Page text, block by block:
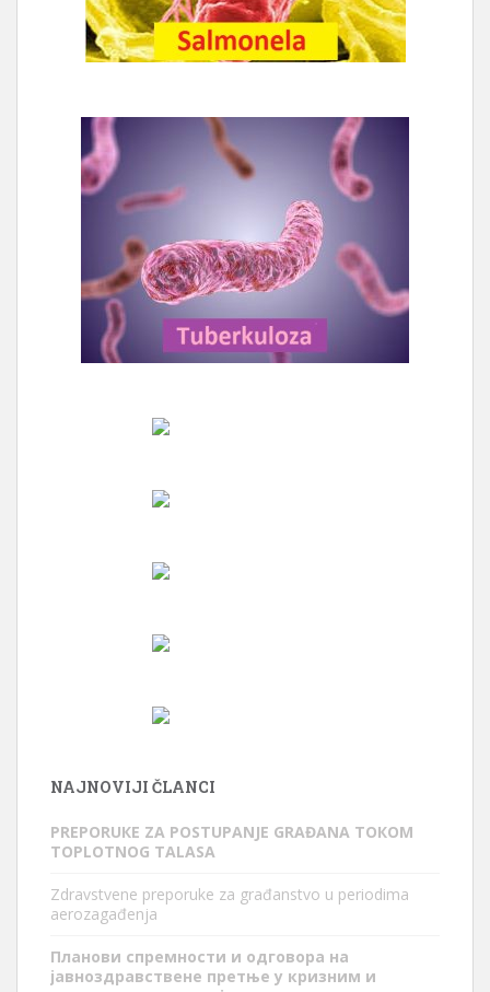
NAJNOVIJI ČLANCI
PREPORUКE ZA POSTUPANJE GRAĐANA TOКOM
TOPLOTNOG TALASA
Zdravstvene preporuke za građanstvo u periodima
aerozagađenja
Планови спремности и одговора на
јавноздравствене претње у кризним и